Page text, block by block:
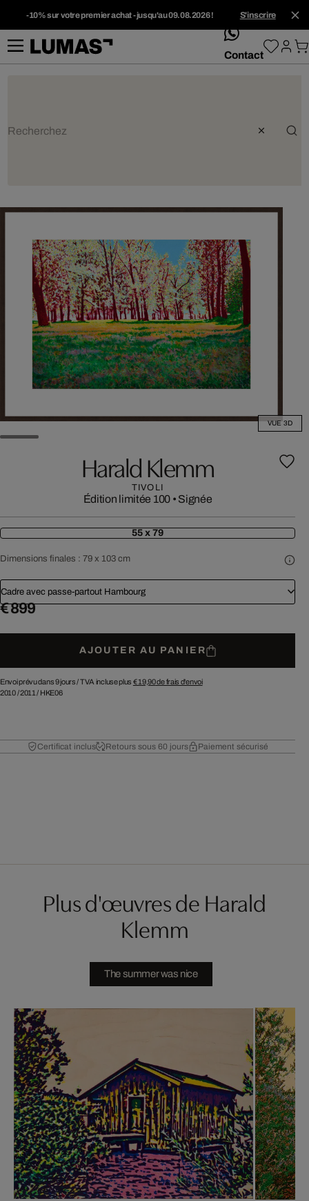
-10% sur votre premier achat - jusqu'au 09.08.2026 ! S'inscrire
whatsApp
Contact
VUE 3D
Harald Klemm
TIVOLI
Édition limitée 100 • Signée
55 x 79
Dimensions finales : 79 x 103 cm
Cadre avec passe-partout Hambourg
€ 899
AJOUTER AU PANIER
Envoi prévu dans 9 jours /TVA incluse plus € 19,90de frais d'envoi
2010/2011 / HKE06
Certificat inclus Retours sous 60 jours Paiement sécurisé
Plus d'œuvres de Harald
Klemm
The summer was nice